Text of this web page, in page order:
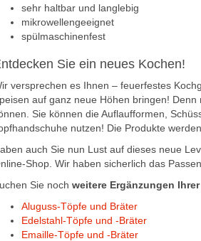
sehr haltbar und langlebig
mikrowellengeeignet
spülmaschinenfest
Sie ein neues Kochen!
versprechen es Ihnen – feuerfestes
auf ganz neue Höhen bringen!
Sie können die Auflaufformen,
nutzen! Die Produkte
auch Sie nun Lust auf dieses neue
Shop. Wir haben sicherlich das
Sie noch weitere Ergänzungen
Aluguss-Töpfe und Bräter
Edelstahl-Töpfe und -Bräter
Emaille-Töpfe und -Bräter